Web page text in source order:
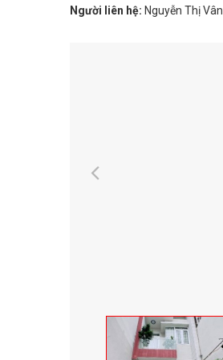
Người liên hệ: Nguyễn Thị Vân